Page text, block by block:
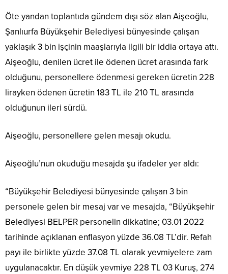
Öte yandan toplantıda gündem dışı söz alan Aişeoğlu,
Şanlıurfa Büyükşehir Belediyesi bünyesinde çalışan
yaklaşık 3 bin işçinin maaşlarıyla ilgili bir iddia ortaya attı.
Aişeoğlu, denilen ücret ile ödenen ücret arasında fark
olduğunu, personellere ödenmesi gereken ücretin 228
lirayken ödenen ücretin 183 TL ile 210 TL arasında
olduğunun ileri sürdü.
Aişeoğlu, personellere gelen mesajı okudu.
Aişeoğlu’nun okuduğu mesajda şu ifadeler yer aldı:
“Büyükşehir Belediyesi bünyesinde çalışan 3 bin
personele gelen bir mesaj var ve mesajda, “Büyükşehir
Belediyesi BELPER personelin dikkatine; 03.01 2022
tarihinde açıklanan enflasyon yüzde 36.08 TL’dir. Refah
payı ile birlikte yüzde 37.08 TL olarak yevmiyelere zam
uygulanacaktır. En düşük yevmiye 228 TL 03 Kuruş, 274